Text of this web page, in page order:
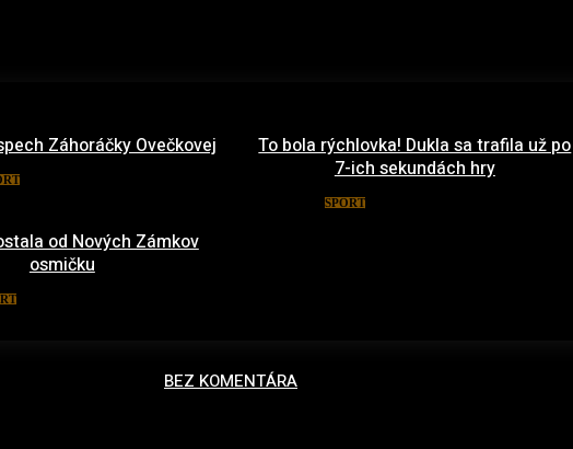
Záhoráčky Ovečkovej
To bola rýchlovka! Dukla sa trafila už po
7-ich sekundách hry
ŠPORT
od Nových Zámkov
osmičku
BEZ KOMENTÁRA